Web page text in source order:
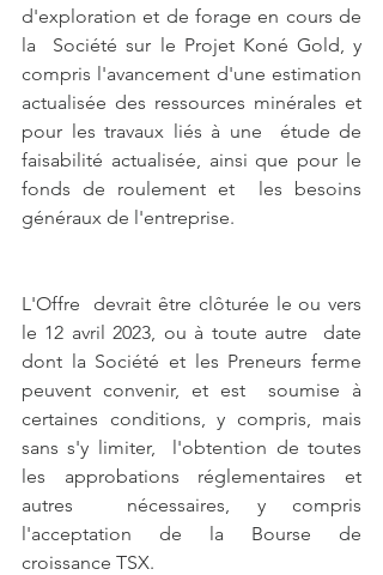
d'exploration et de forage en cours de
la  Société sur le Projet Koné Gold, y
compris l'avancement d'une estimation
actualisée des ressources minérales et
pour les travaux liés à une  étude de
faisabilité actualisée, ainsi que pour le
fonds de roulement et  les besoins
généraux de l'entreprise.
L'Offre  devrait être clôturée le ou vers
le 12 avril 2023, ou à toute autre  date
dont la Société et les Preneurs ferme
peuvent convenir, et est  soumise à
certaines conditions, y compris, mais
sans s'y limiter,  l'obtention de toutes
les approbations réglementaires et
autres  nécessaires, y compris
l'acceptation de la Bourse de
croissance TSX.